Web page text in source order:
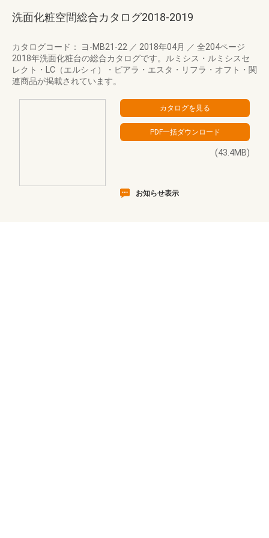
洗面化粧空間総合カタログ2018-2019
カタログコード： ヨ-MB21-22 ／ 2018年04月 ／ 全204ページ
2018年洗面化粧台の総合カタログです。ルミシス・ルミシスセ
レクト・LC（エルシィ）・ピアラ・エスタ・リフラ・オフト・関
連商品が掲載されています。
(43.4MB)
お知らせ表示